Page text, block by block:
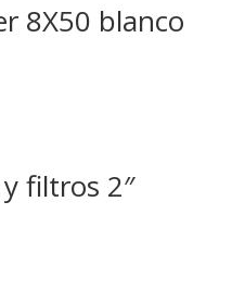
8X50 blanco
filtros 2″